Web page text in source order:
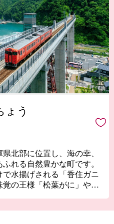
ょう
北部に位置し、海の幸、
れる自然豊かな町です。
水揚げされる「香住ガニ
覚の王様「松葉がに」や、